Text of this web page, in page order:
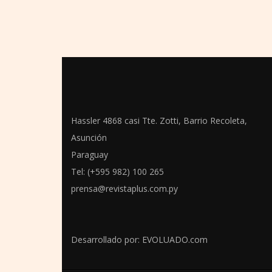
Hassler 4868 casi Tte. Zotti, Barrio Recoleta,
Asunción
Paraguay
Tel: (+595 982) 100 265
prensa@revistaplus.com.py
Desarrollado por: EVOLUADO.com